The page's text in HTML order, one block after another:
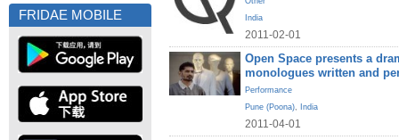
FRIDAE MOBILE
India
2011-02-01
Open Space presents a
monologues written and
Performance
Pune (Poona), India
2011-04-01